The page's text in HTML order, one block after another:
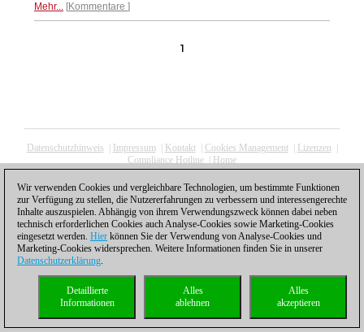
Mehr... Kommentare
1
Datenschutzhinweis Impressum| Kontakt| Cookies Management| Lizenzen
Compliance Hotline
Home
© 2017 ChessBase GmbH | Osterbekstraße 90a | 22083 Hamburg | Deutschland
coldest news
Wir verwenden Cookies und vergleichbare Technologien, um bestimmte Funktionen
zur Verfügung zu stellen, die Nutzererfahrungen zu verbessern und interessengerechte
Inhalte auszuspielen. Abhängig von ihrem Verwendungszweck können dabei neben
technisch erforderlichen Cookies auch Analyse-Cookies sowie Marketing-Cookies
eingesetzt werden. Hier können Sie der Verwendung von Analyse-Cookies und
Marketing-Cookies widersprechen. Weitere Informationen finden Sie in unserer
Datenschutzerklärung.
Alles
akzeptieren
Alles
ablehnen
Detaillierte
Informationen